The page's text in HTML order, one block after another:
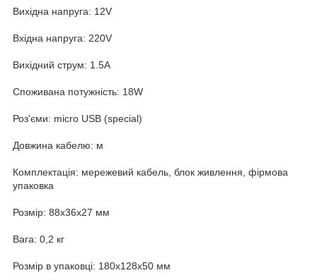
Вихідна напруга: 12V
Вхідна напруга: 220V
Вихідний струм: 1.5A
Споживана потужність: 18W
Роз'єми: micro USB (special)
Довжина кабелю: м
Комплектація: мережевий кабель, блок живлення, фірмова
упаковка
Розмір: 88x36x27 мм
Вага: 0,2 кг
Розмір в упаковці: 180х128х50 мм